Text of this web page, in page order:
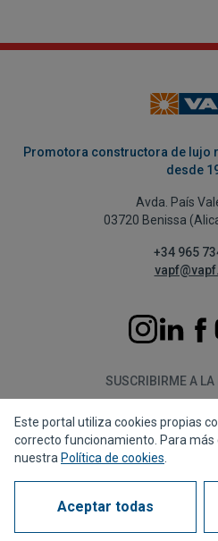
Promotora constructora de lujo
desde
Avda. País
03720 Benissa
+34 965
SUSCRIBIRME A LA
Política de privacidad
Canal de denuncias
Este portal utiliza cookies propias
correcto funcionamiento. Para
nuestra Política de cookies
Aceptar todas